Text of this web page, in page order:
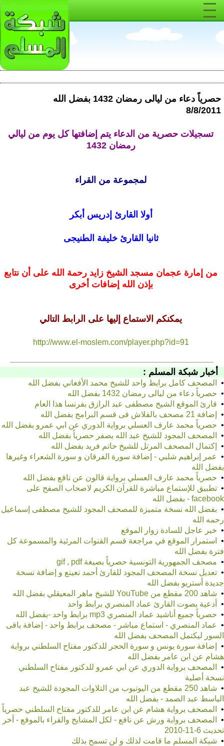
حصرياً دعاء من ليالى رمضان 1432 بفضل الله
8/8/2011
تسجيلات حصرية من الدعاء يتم إضافتها كل يوم من ليالي
رمضان 1432
لمجموعة من القراء
أولا القارئ إدريس أبكر
ثانيا القارئخليفة الطنيجى
من إمارة عجمان مسجد الشيخ زايد رحمة الله على أن نتابع
بإذن الله إضافات أخرى
يمكنكم الاستماع إليها على الرابط التالي
http://www.el-moslem.com/player.php?id=91
أخبار شبكة المسلم :
• المصحف كامل برابط واحد للشيخ محمد الأفغاني بفضل الله
• حصرياً دعاء من ليالى رمضان 1432 بفضل الله
• قارئ الموقع الشيخ مصطفى عبد الرازق بفرنسا هذا العام
• إضافة 21 مصحف بالفلاش فى قسم البرامج بفضل الله
• حصرياً محمد عارف العسلي برواية الدوري عن ابي عمرو بفضل الله
• المصحف المجود للشيخ عبد الله بصفر حصرياً بفضل الله
• إكتمال المصحف المرتل للشيخ حاتم فريد بفضل الله
• عمر إبراهيم شلبي - إضافة سورة الفرقان و سورة الشعراء وغيرها
بفضل الله
• حصرياً محمد عارف العسلي برواية قالون عن نافع بفضل الله
• تطبيق للإستماع مباشرة للقرآن الكريم لاصحاب الصفح على
facebook - بفضل الله
• بفضل الله نسخة متميزة للمصحف المجود للشيخ مصطفى إسماعيل
رحمه الله
• خبر عاجل للسادة زوار الموقع
•
استمرار الموقع في مراجعة قسم القنوات المرئية والمسموعة كل
فترة بفضل الله
• مصحف الجمهورية التونسية حصرياً بصيغة gif , pdf
• تعديل نسخة المصحف المجود للقارئ أحمد نعينع و إضافة نسخة
جديدة أستريو بفضل الله
• شاهد 200 مقطع من YouTube للشيخ ماهر المعيقلي بفضل الله
• أدعية بصوت القارئ عماد المنصري برابط واحد
• حصرياً جميع أناشيد عماد المنصري mp3 برابط واحد -بفضل الله
• عماد المنصري - استماع مباشر - مصحف برابط واحد - إضافة باقى
السور ليكتمل المصحف بفضل الله
•
إضافة سورة يونس و سورة الحجر للدكتور مفتاح السلطني برواية
هشام عن ابن عامر بفضل الله
•
المصحف برواية الدوري عن ابي عمرو للدكتور مفتاح السلطني
نسخة أصلية
•
شاهد 250 مقطع من اليوتيوب من التلاوات المجودة للشيخ عبد
الباسط عبد الصمد - بفضل الله
• المصحف برواية هشام عن ابن عامر للدكتور مفتاح السلطني حصرياً
•
المصحف برواية ورش عن نافع - لكل المشايخ والقراء بالموقع - أخر
تحديث 6-11-2010
• شبكة المسلم ما قامت لذلك و لن تسمح بذلك